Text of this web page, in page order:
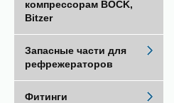
компрессорам BOCK,
Bitzer
Запасные части для
рефрежераторов
Фитинги